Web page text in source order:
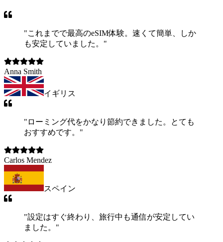
"これまでで最高のeSIM体験。速くて簡単、しか
も安定していました。 "
Anna Smith
イギリス
" ローミング代をかなり節約できました。とても
おすすめです。 "
Carlos Mendez
スペイン
"設定はすぐ終わり、旅行中も通信が安定してい
ました。 "